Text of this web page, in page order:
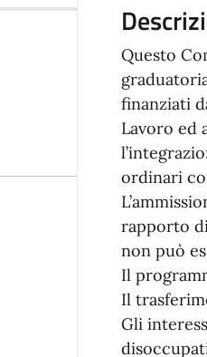
Questo
finanziati
Lavoro ed
ordinari
rapporto
non può
Il
Il
Gli